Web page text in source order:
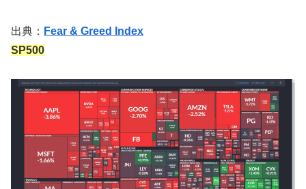
出典： Fear & Greed Index
SP500